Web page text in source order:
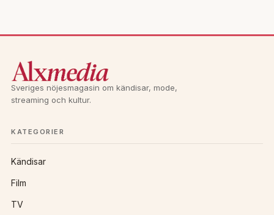
a
t
i
Sveriges nöjesmagasin om kändisar, mode,
streaming och kultur.
KATEGORIER
Kändisar
Film
TV